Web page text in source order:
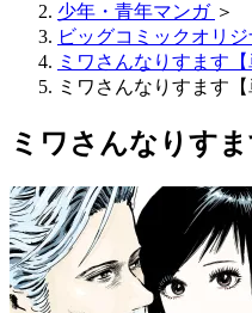
少年・青年マンガ ＞
ビッグコミックオリ
ミワさんなりすます【
ミワさんなりすます
ミワさんなりす